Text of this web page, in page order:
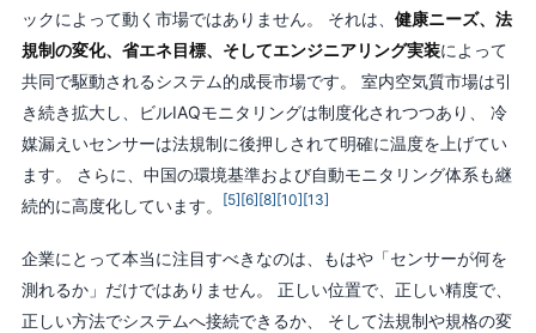
ックによって動く市場ではありません。 それは、 健康ニーズ、法
規制の変化、省エネ目標、そしてエンジニアリング実装によって
共同で駆動されるシステム的成長市場です。 室内空気質市場は引
き続き拡大し、ビルIAQモニタリングは制度化されつつあり、 冷
媒漏えいセンサーは法規制に後押しされて明確に温度を上げてい
ます。 さらに、中国の環境基準および自動モニタリング体系も継
続的に高度化しています。
[5][6][8][10][13]
企業にとって本当に注目すべきなのは、もはや「センサーが何を
測れるか」だけではありません。 正しい位置で、正しい精度で、
正しい方法でシステムへ接続できるか、 そして法規制や規格の変